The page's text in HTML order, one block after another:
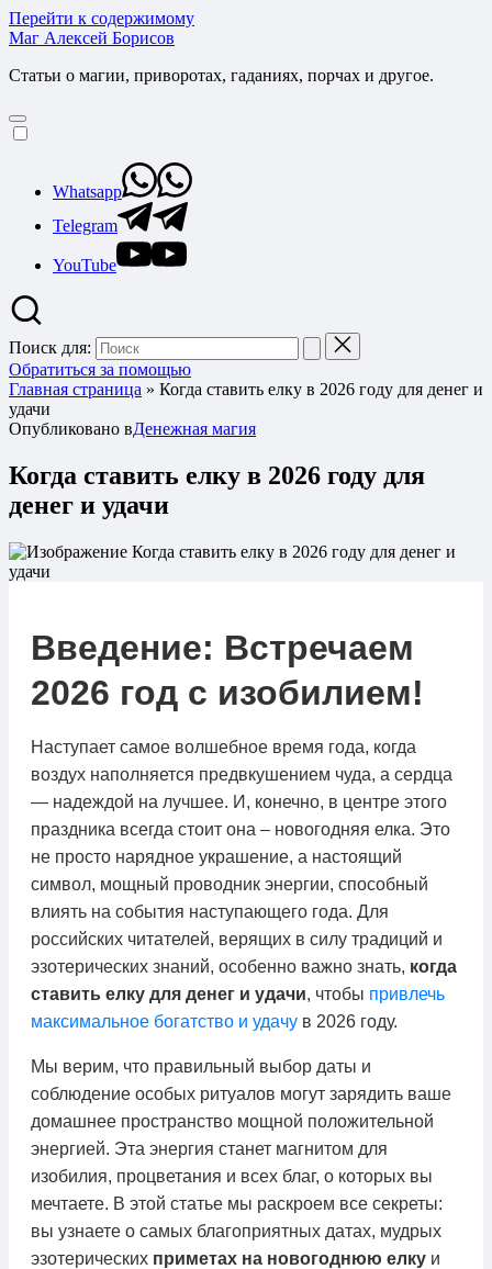
Перейти к содержимому
Маг Алексей Борисов
Статьи о магии, приворотах, гаданиях, порчах и другое.
Whatsapp
Telegram
YouTube
Поиск для:
Обратиться за помощью
Главная страница » Когда ставить елку в 2026 году для денег и
удачи
Опубликовано вДенежная магия
Когда ставить елку в 2026 году для
денег и удачи
Введение: Встречаем
2026 год с изобилием!
Наступает самое волшебное время года, когда
воздух наполняется предвкушением чуда, а сердца
— надеждой на лучшее. И, конечно, в центре этого
праздника всегда стоит она – новогодняя елка. Это
не просто нарядное украшение, а настоящий
символ, мощный проводник энергии, способный
влиять на события наступающего года. Для
российских читателей, верящих в силу традиций и
эзотерических знаний, особенно важно знать, когда
ставить елку для денег и удачи, чтобы привлечь
максимальное богатство и удачу в 2026 году.
Мы верим, что правильный выбор даты и
соблюдение особых ритуалов могут зарядить ваше
домашнее пространство мощной положительной
энергией. Эта энергия станет магнитом для
изобилия, процветания и всех благ, о которых вы
мечтаете. В этой статье мы раскроем все секреты:
вы узнаете о самых благоприятных датах, мудрых
эзотерических приметах на новогоднюю елку и